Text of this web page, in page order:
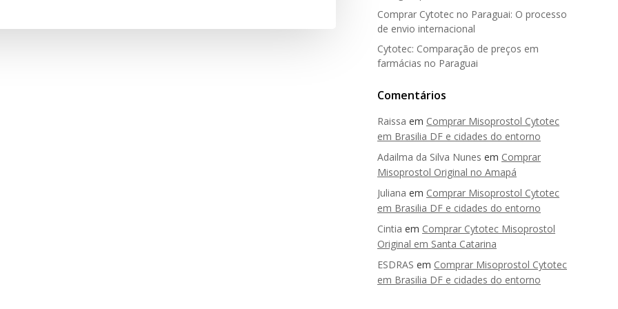
Comprar Cytotec no Paraguai: O processo
de envio internacional
Cytotec: Comparação de preços em
farmácias no Paraguai
Comentários
Raissa em Comprar Misoprostol Cytotec
em Brasilia DF e cidades do entorno
Adailma da Silva Nunes em Comprar
Misoprostol Original no Amapá
Juliana em Comprar Misoprostol Cytotec
em Brasilia DF e cidades do entorno
Cintia em Comprar Cytotec Misoprostol
Original em Santa Catarina
ESDRAS em Comprar Misoprostol Cytotec
em Brasilia DF e cidades do entorno